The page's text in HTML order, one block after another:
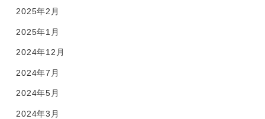
2025年2月
2025年1月
2024年12月
2024年7月
2024年5月
2024年3月